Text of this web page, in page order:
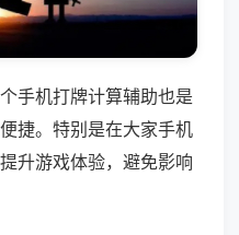
手机打牌计算辅助也是
捷。特别是在大家手机
升游戏体验，避免影响